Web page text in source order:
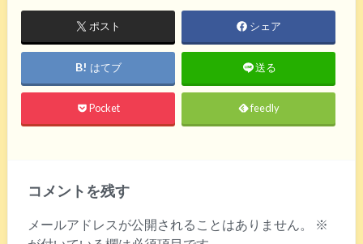
ポスト シェア
はてブ 送る
Pocket feedly
コメントを残す
メールアドレスが公開されることはありません。
※